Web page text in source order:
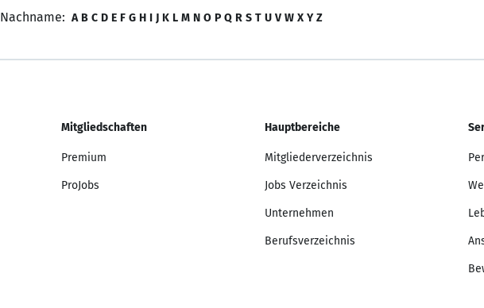
Nachname: A B C D E F G H I J K L M N O P Q R S T U V W X Y Z
Mitgliedschaften
Premium
ProJobs
Hauptbereiche
Mitgliederverzeichnis
Jobs Verzeichnis
Unternehmen
Berufsverzeichnis